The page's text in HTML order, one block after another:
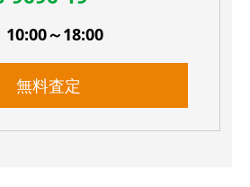
10:00～18:00
無料査定